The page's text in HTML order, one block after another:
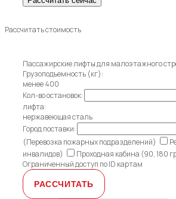
Рассчитать стоимость
Пассажирские лифты для малоэтажного
Грузоподъемность (кг):
менее 400
Кол-во остановок:
лифта:
нержавеющая сталь
Город поставки:
(Перевозка пожарных подразделений)
инвалидов)
Проходная кабина (90, 180
Ограниченный доступ по ID картам